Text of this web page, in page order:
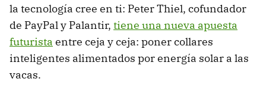
la tecnología cree en ti: Peter Thiel, cofundador
de PayPal y Palantir, tiene una nueva apuesta
futurista entre ceja y ceja: poner collares
inteligentes alimentados por energía solar a las
vacas.